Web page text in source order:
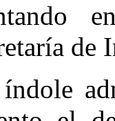
de
índole